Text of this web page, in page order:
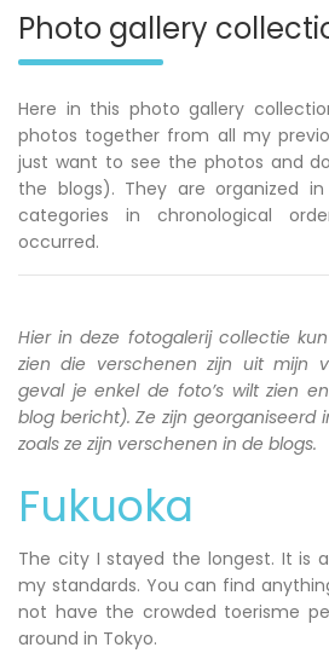
Photo gallery
Here in this photo gallery
photos together from all my
just want to see the photos and
the blogs). They are organized
categories in chronological
occurred.
Hier in deze fotogalerij collectie
zien die verschenen zijn uit mijn
geval je enkel de foto’s wilt zien
blog bericht). Ze zijn georganiseerd
zoals ze zijn verschenen in de blogs.
Fukuoka
The city I stayed the longest. It is
my standards. You can find
not have the crowded toerisme
around in Tokyo.